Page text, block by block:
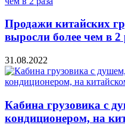
Продажи китайских
выросли более чем в 2
31.08.2022
Кабина грузовика с
кондиционером, на